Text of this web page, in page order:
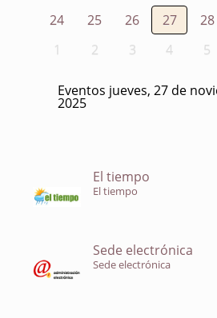
24
25 26 27 28
1
2 3 4 5
Eventos jueves, 27 de
2025
El tiempo
El tiempo
Sede electrónica
Sede electrónica